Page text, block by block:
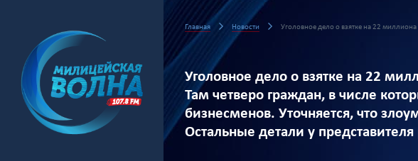
Главная Новости Уголовное дело о взятке на 22
Уголовное дело о взятке на 22
Там четверо граждан, в числе
бизнесменов. Уточняется, что
Остальные детали у